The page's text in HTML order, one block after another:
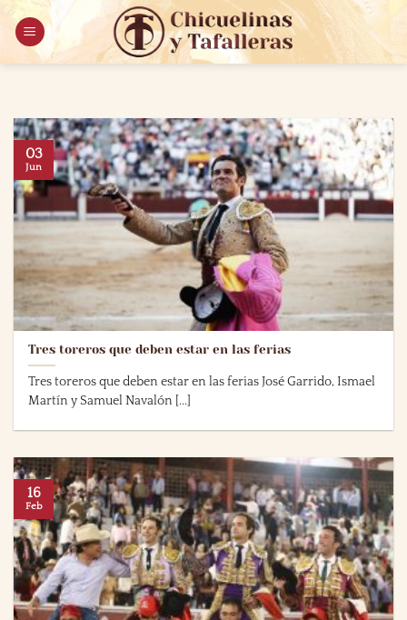
Saltar
contenido
Tres toreros que deben estar en las ferias
Tres toreros que deben estar en las ferias José Garrido, Ismael
Martín y Samuel Navalón [...]
03
Jun
16
Feb